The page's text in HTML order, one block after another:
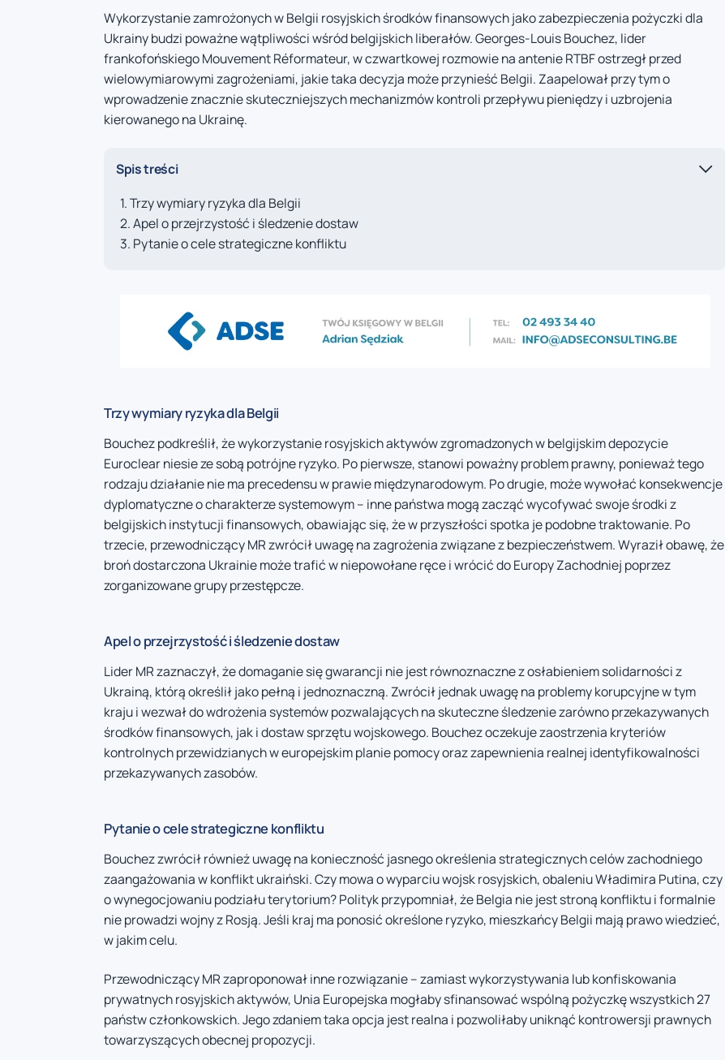
Wykorzystanie zamrożonych w Belgii rosyjskich środków finansowych jako zabezpieczenia pożyczki dla
Ukrainy budzi poważne wątpliwości wśród belgijskich liberałów. Georges-Louis Bouchez, lider
frankofońskiego Mouvement Réformateur, w czwartkowej rozmowie na antenie RTBF ostrzegł przed
wielowymiarowymi zagrożeniami, jakie taka decyzja może przynieść Belgii. Zaapelował przy tym o
wprowadzenie znacznie skuteczniejszych mechanizmów kontroli przepływu pieniędzy i uzbrojenia
kierowanego na Ukrainę.
Spis treści
Trzy wymiary ryzyka dla Belgii
Apel o przejrzystość i śledzenie dostaw
Pytanie o cele strategiczne konfliktu
Trzy wymiary ryzyka dla Belgii
Bouchez podkreślił, że wykorzystanie rosyjskich aktywów zgromadzonych w belgijskim depozycie
Euroclear niesie ze sobą potrójne ryzyko. Po pierwsze, stanowi poważny problem prawny, ponieważ tego
rodzaju działanie nie ma precedensu w prawie międzynarodowym. Po drugie, może wywołać konsekwencje
dyplomatyczne o charakterze systemowym – inne państwa mogą zacząć wycofywać swoje środki z
belgijskich instytucji finansowych, obawiając się, że w przyszłości spotka je podobne traktowanie. Po
trzecie, przewodniczący MR zwrócił uwagę na zagrożenia związane z bezpieczeństwem. Wyraził obawę, że
broń dostarczona Ukrainie może trafić w niepowołane ręce i wrócić do Europy Zachodniej poprzez
zorganizowane grupy przestępcze.
Apel o przejrzystość i śledzenie dostaw
Lider MR zaznaczył, że domaganie się gwarancji nie jest równoznaczne z osłabieniem solidarności z
Ukrainą, którą określił jako pełną i jednoznaczną. Zwrócił jednak uwagę na problemy korupcyjne w tym
kraju i wezwał do wdrożenia systemów pozwalających na skuteczne śledzenie zarówno przekazywanych
środków finansowych, jak i dostaw sprzętu wojskowego. Bouchez oczekuje zaostrzenia kryteriów
kontrolnych przewidzianych w europejskim planie pomocy oraz zapewnienia realnej identyfikowalności
przekazywanych zasobów.
Pytanie o cele strategiczne konfliktu
Bouchez zwrócił również uwagę na konieczność jasnego określenia strategicznych celów zachodniego
zaangażowania w konflikt ukraiński. Czy mowa o wyparciu wojsk rosyjskich, obaleniu Władimira Putina, czy
o wynegocjowaniu podziału terytorium? Polityk przypomniał, że Belgia nie jest stroną konfliktu i formalnie
nie prowadzi wojny z Rosją. Jeśli kraj ma ponosić określone ryzyko, mieszkańcy Belgii mają prawo wiedzieć,
w jakim celu.
Przewodniczący MR zaproponował inne rozwiązanie – zamiast wykorzystywania lub konfiskowania
prywatnych rosyjskich aktywów, Unia Europejska mogłaby sfinansować wspólną pożyczkę wszystkich 27
państw członkowskich. Jego zdaniem taka opcja jest realna i pozwoliłaby uniknąć kontrowersji prawnych
towarzyszących obecnej propozycji.